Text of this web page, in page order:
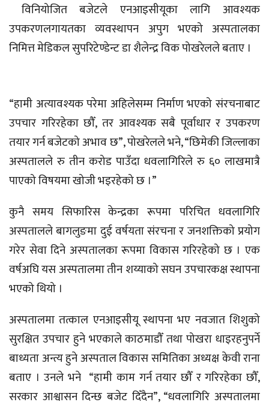
विनियोजित बजेटले एनआइसीयूका लागि आवश्यक
उपकरणलगायतका व्यवस्थापन अपुग भएको अस्पतालका
निमित्त मेडिकल सुपरिटेण्डेन्ट डा शैलेन्द्र विक पोखरेलले बताए ।
“हामी अत्यावश्यक परेमा अहिलेसम्म निर्माण भएको संरचनाबाट
उपचार गरिरहेका छौँ, तर आवश्यक सबै पूर्वाधार र उपकरण
तयार गर्न बजेटको अभाव छ”, पोखरेलले भने, “छिमेकी जिल्लाका
अस्पतालले रु तीन करोड पाउँदा धवलागिरिले रु ६० लाखमात्रै
पाएको विषयमा खोजी भइरहेको छ ।”
कुनै समय सिफारिस केन्द्रका रूपमा परिचित धवलागिरि
अस्पतालले बागलुङमा दुई वर्षयता संरचना र जनशक्तिको प्रयोग
गरेर सेवा दिने अस्पतालका रूपमा विकास गरिरहेको छ । एक
वर्षअघि यस अस्पतालमा तीन शय्याको सघन उपचारकक्ष स्थापना
भएको थियो ।
अस्पतालमा तत्काल एनआइसीयू स्थापना भए नवजात शिशुको
सुरक्षित उपचार हुने भएकाले काठमाडौँ तथा पोखरा धाइरहनुपर्ने
बाध्यता अन्त्य हुने अस्पताल विकास समितिका अध्यक्ष केवी राना
बताए । उनले भने “हामी काम गर्न तयार छौँ र गरिरहेका छौँ,
सरकार आश्वासन दिन्छ बजेट दिँदैन”, “धवलागिरि अस्पतालमा